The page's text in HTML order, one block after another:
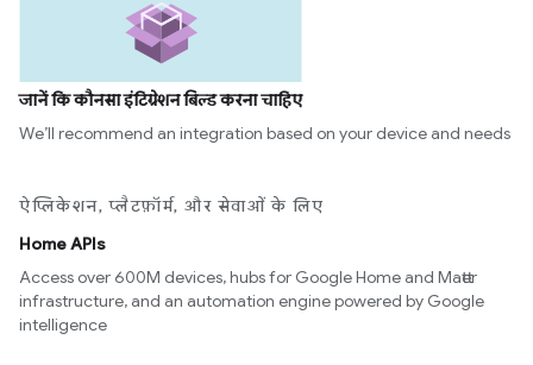
जानें कि कौनसा इंटिग्रेशन बिल्ड करना चाहिए
We’ll recommend an integration based on your device and needs
ऐप्लिकेशन, प्लैटफ़ॉर्म, और सेवाओं के लिए
Home APIs
Access over 600M devices, hubs for Google Home and Matter
infrastructure, and an automation engine powered by Google
intelligence